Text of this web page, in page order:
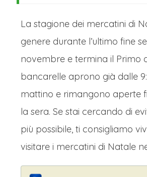
dei tradizionali Chräbeli,
mandorle. Artigiani locali
pregevoli decorazioni in
ceramiche dipinte a
Ma la vera particolarità
raccolta e quasi
dal riflettersi delle luci
lago e dalla vista del
innevato. Il tutto è
La stagione dei mercatini di
genere durante l’ultimo fine
novembre e termina il Primo
bancarelle aprono già dalle
mattino e rimangono aperte
la sera. Se stai cercando di
più possibile, ti consigliamo
visitare i mercatini di Natale